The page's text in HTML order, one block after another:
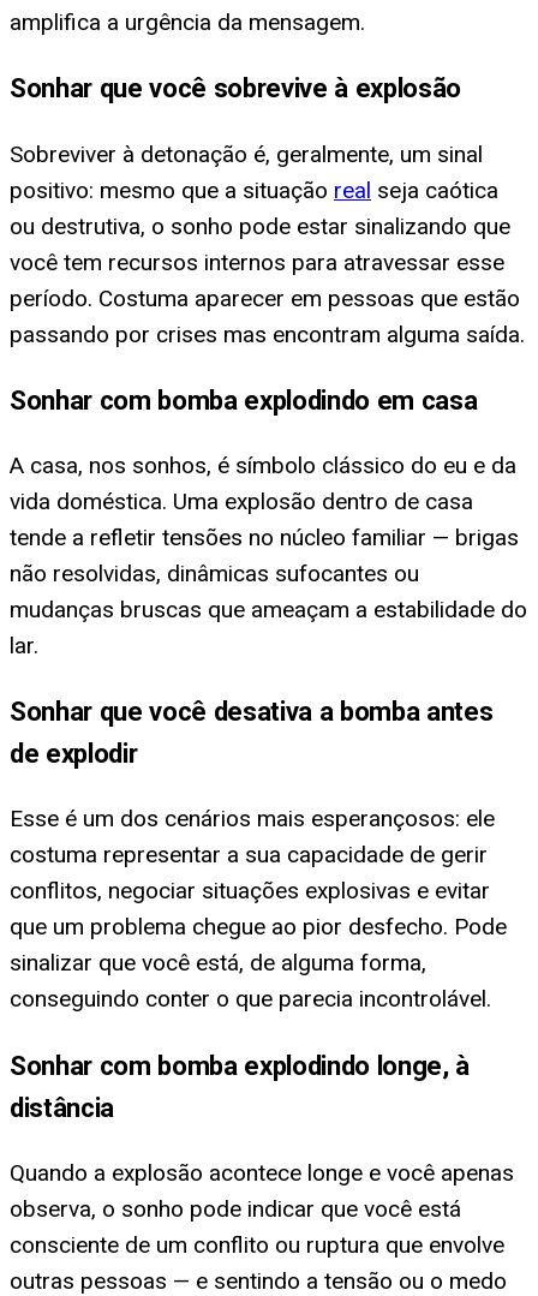
amplifica a urgência da mensagem.
Sonhar que você sobrevive à explosão
Sobreviver à detonação é, geralmente, um sinal
positivo: mesmo que a situação real seja caótica
ou destrutiva, o sonho pode estar sinalizando que
você tem recursos internos para atravessar esse
período. Costuma aparecer em pessoas que estão
passando por crises mas encontram alguma saída.
Sonhar com bomba explodindo em casa
A casa, nos sonhos, é símbolo clássico do eu e da
vida doméstica. Uma explosão dentro de casa
tende a refletir tensões no núcleo familiar — brigas
não resolvidas, dinâmicas sufocantes ou
mudanças bruscas que ameaçam a estabilidade do
lar.
Sonhar que você desativa a bomba antes
de explodir
Esse é um dos cenários mais esperançosos: ele
costuma representar a sua capacidade de gerir
conflitos, negociar situações explosivas e evitar
que um problema chegue ao pior desfecho. Pode
sinalizar que você está, de alguma forma,
conseguindo conter o que parecia incontrolável.
Sonhar com bomba explodindo longe, à
distância
Quando a explosão acontece longe e você apenas
observa, o sonho pode indicar que você está
consciente de um conflito ou ruptura que envolve
outras pessoas — e sentindo a tensão ou o medo